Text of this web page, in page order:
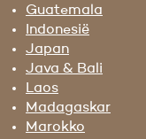
Guatemala
Indonesië
Japan
Java & Bali
Laos
Madagaskar
Marokko